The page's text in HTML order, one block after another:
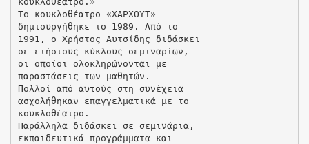
Το κουκλοθέατρο «ΧΑΡΧΟΥΤ»
δημιουργήθηκε το 1989. Από το
1991, ο Χρήστος Αυτσίδης διδάσκει
σε ετήσιους κύκλους σεμιναρίων,
οι οποίοι ολοκληρώνονται με
παραστάσεις των μαθητών.
Πολλοί από αυτούς στη συνέχεια
ασχολήθηκαν επαγγελματικά με το
κουκλοθέατρο.
Παράλληλα διδάσκει σε σεμινάρια,
εκπαιδευτικά προγράμματα και